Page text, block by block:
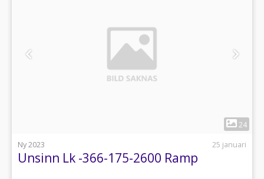
24
Ny 2023
25 januari
Unsinn Lk -366-175-2600 Ramp